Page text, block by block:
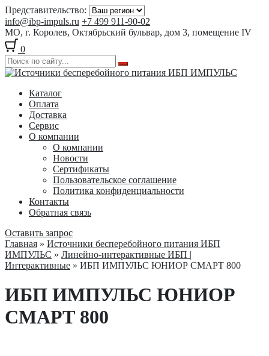
Представительство:
info@ibp-impuls.ru +7 499 911-90-02
МО, г. Королев, Октябрьский бульвар, дом 3, помещение IV
0
Перейти
навигации
Перейти
содержимому
Каталог
Оплата
Доставка
Сервис
О компании
О компании
Новости
Сертификаты
Пользовательское соглашение
Политика конфиденциальности
Контакты
Обратная связь
Оставить запрос
Главная » Источники бесперебойного питания ИБП
ИМПУЛЬС » Линейно-интерактивные ИБП |
Интерактивные » ИБП ИМПУЛЬС ЮНИОР СМАРТ 800
ИБП ИМПУЛЬС ЮНИОР
СМАРТ 800